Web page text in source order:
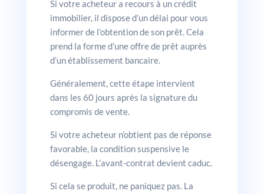
Si votre acheteur a recours à un crédit
immobilier, il dispose d’un délai pour vous
informer de l’obtention de son prêt. Cela
prend la forme d’une offre de prêt auprès
d’un établissement bancaire.
Généralement, cette étape intervient
dans les 60 jours après la signature du
compromis de vente.
Si votre acheteur n’obtient pas de réponse
favorable, la condition suspensive le
désengage. L’avant-contrat devient caduc.
Si cela se produit, ne paniquez pas. La